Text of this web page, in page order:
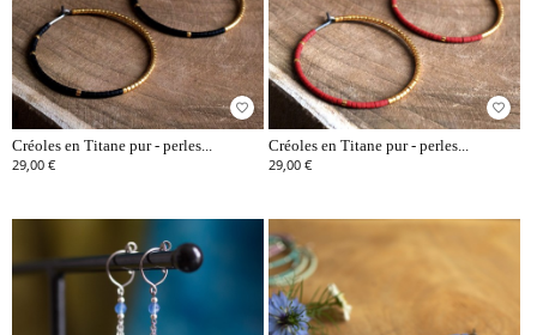
favorite_border
Créoles en Titane pur - perles...
29,00 €
favorite_border
Créoles en Titane pur - perles...
29,00 €